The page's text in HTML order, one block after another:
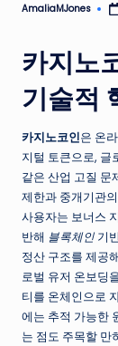
Posted
AmaliaMJones
카지노
기술적
카지노코인은 온
지털 토큰으로, 글
같은 산업 고질 문
제한과 중개기관
사용자는 보너스
반해 블록체인 기
정산 구조를 제공
로벌 유저 온보딩
티를 온체인으로
에는 추적 가능한
는 점도 주목할 만